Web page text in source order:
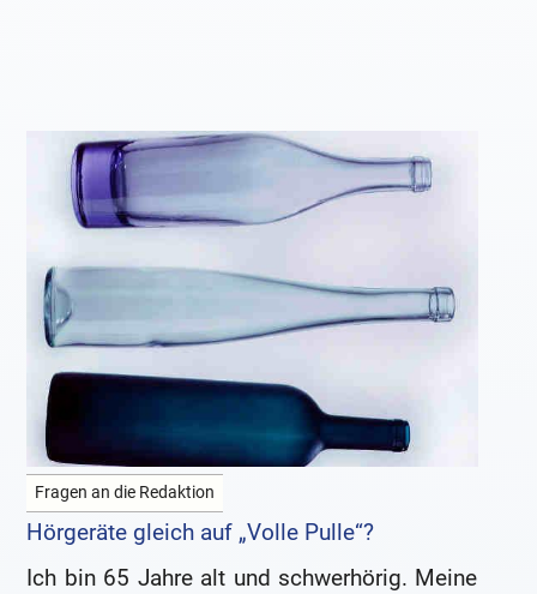
Fragen an die Redaktion
Hörgeräte gleich auf „Volle Pulle“?
Ich bin 65 Jahre alt und schwerhörig. Meine